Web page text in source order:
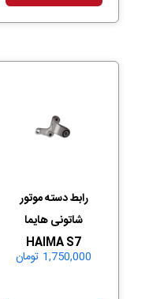
رابط دسته موتور
شاتونی هایما
HAIMA S7
1,750,000 تومان